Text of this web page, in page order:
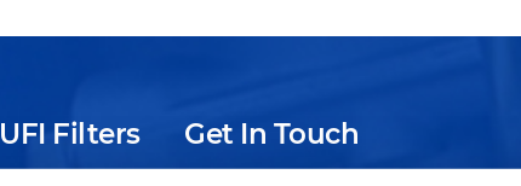
UFI Filters Get In Touch